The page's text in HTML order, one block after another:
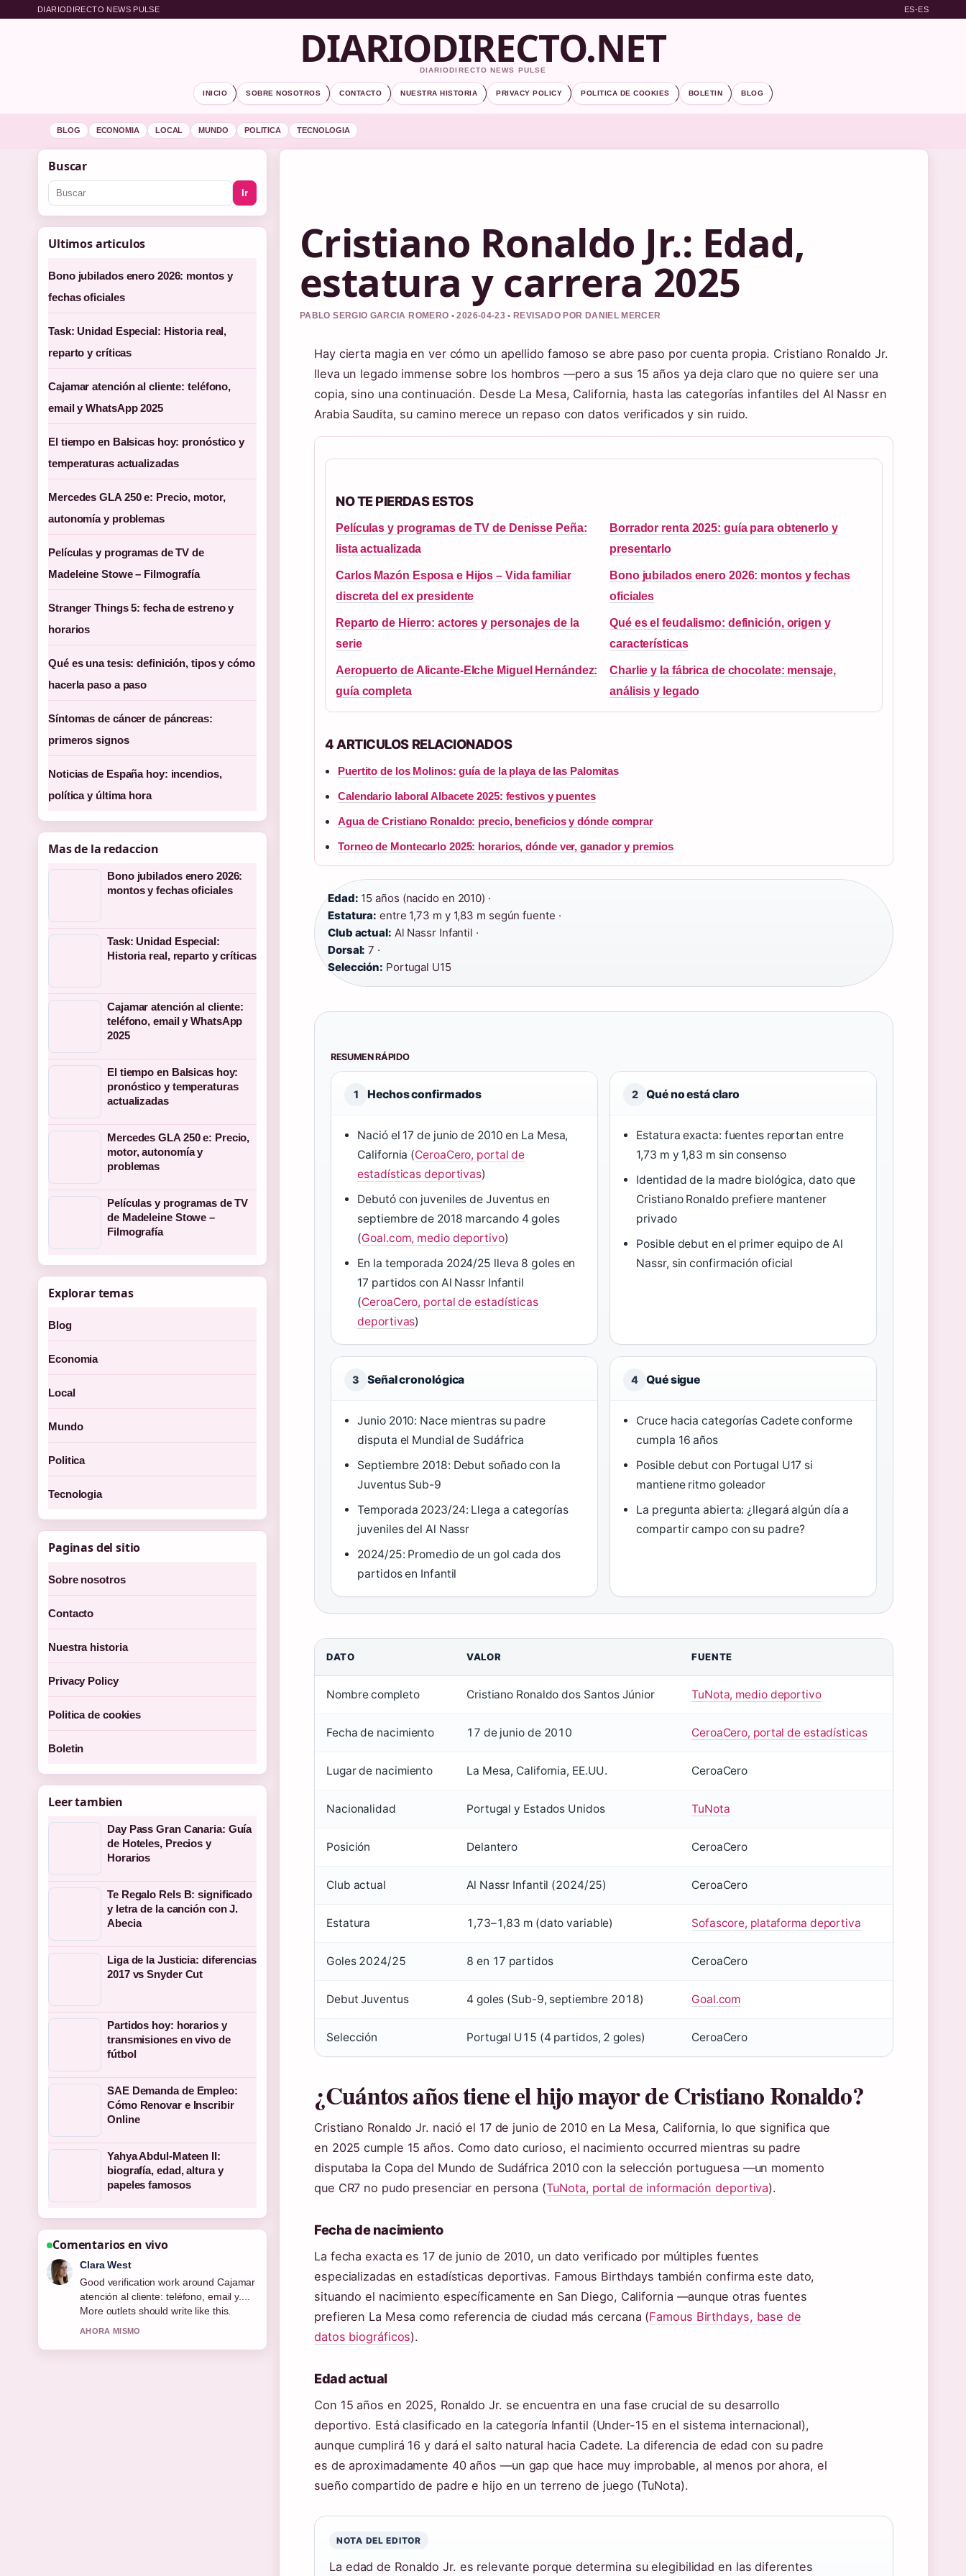
DIARIODIRECTO NEWS PULSE ES-ES
DIARIODIRECTO.NET
DIARIODIRECTO NEWS PULSE
INICIO SOBRE NOSOTROS CONTACTO NUESTRA HISTORIA PRIVACY POLICY POLITICA DE COOKIES BOLETIN BLOG
BLOG ECONOMIA LOCAL MUNDO POLITICA TECNOLOGIA
Cristiano Ronaldo Jr.: Edad,
estatura y carrera 2025
PABLO SERGIO GARCIA ROMERO • 2026-04-23 • REVISADO POR DANIEL MERCER
Hay cierta magia en ver cómo un apellido famoso se abre paso por cuenta propia. Cristiano Ronaldo Jr.
lleva un legado immense sobre los hombros —pero a sus 15 años ya deja claro que no quiere ser una
copia, sino una continuación. Desde La Mesa, California, hasta las categorías infantiles del Al Nassr en
Arabia Saudita, su camino merece un repaso con datos verificados y sin ruido.
NO TE PIERDAS ESTOS
Películas y programas de TV de Denisse Peña:
lista actualizada
Borrador renta 2025: guía para obtenerlo y
presentarlo
Carlos Mazón Esposa e Hijos – Vida familiar
discreta del ex presidente
Bono jubilados enero 2026: montos y fechas
oficiales
Reparto de Hierro: actores y personajes de la
serie
Qué es el feudalismo: definición, origen y
características
Aeropuerto de Alicante-Elche Miguel Hernández:
guía completa
Charlie y la fábrica de chocolate: mensaje,
análisis y legado
4 ARTICULOS RELACIONADOS
Puertito de los Molinos: guía de la playa de las Palomitas
Calendario laboral Albacete 2025: festivos y puentes
Agua de Cristiano Ronaldo: precio, beneficios y dónde comprar
Torneo de Montecarlo 2025: horarios, dónde ver, ganador y premios
Edad: 15 años (nacido en 2010) ·
Estatura: entre 1,73 m y 1,83 m según fuente ·
Club actual: Al Nassr Infantil ·
Dorsal: 7 ·
Selección: Portugal U15
RESUMEN RÁPIDO
1 Hechos confirmados
Nació el 17 de junio de 2010 en La Mesa,
California (CeroaCero, portal de
estadísticas deportivas)
Debutó con juveniles de Juventus en
septiembre de 2018 marcando 4 goles
(Goal.com, medio deportivo)
En la temporada 2024/25 lleva 8 goles en
17 partidos con Al Nassr Infantil
(CeroaCero, portal de estadísticas
deportivas)
2 Qué no está claro
Estatura exacta: fuentes reportan entre
1,73 m y 1,83 m sin consenso
Identidad de la madre biológica, dato que
Cristiano Ronaldo prefiere mantener
privado
Posible debut en el primer equipo de Al
Nassr, sin confirmación oficial
3 Señal cronológica
Junio 2010: Nace mientras su padre
disputa el Mundial de Sudáfrica
Septiembre 2018: Debut soñado con la
Juventus Sub-9
Temporada 2023/24: Llega a categorías
juveniles del Al Nassr
2024/25: Promedio de un gol cada dos
partidos en Infantil
4 Qué sigue
Cruce hacia categorías Cadete conforme
cumpla 16 años
Posible debut con Portugal U17 si
mantiene ritmo goleador
La pregunta abierta: ¿llegará algún día a
compartir campo con su padre?
DATO VALOR FUENTE
Nombre completo Cristiano Ronaldo dos Santos Júnior TuNota, medio deportivo
Fecha de nacimiento 17 de junio de 2010 CeroaCero, portal de estadísticas
Lugar de nacimiento La Mesa, California, EE.UU. CeroaCero
Nacionalidad Portugal y Estados Unidos TuNota
Posición Delantero CeroaCero
Club actual Al Nassr Infantil (2024/25) CeroaCero
Estatura 1,73–1,83 m (dato variable) Sofascore, plataforma deportiva
Goles 2024/25 8 en 17 partidos CeroaCero
Debut Juventus 4 goles (Sub-9, septiembre 2018) Goal.com
Selección Portugal U15 (4 partidos, 2 goles) CeroaCero
¿Cuántos años tiene el hijo mayor de Cristiano Ronaldo?
Cristiano Ronaldo Jr. nació el 17 de junio de 2010 en La Mesa, California, lo que significa que
en 2025 cumple 15 años. Como dato curioso, el nacimiento occurred mientras su padre
disputaba la Copa del Mundo de Sudáfrica 2010 con la selección portuguesa —un momento
que CR7 no pudo presenciar en persona (TuNota, portal de información deportiva).
Fecha de nacimiento
La fecha exacta es 17 de junio de 2010, un dato verificado por múltiples fuentes
especializadas en estadísticas deportivas. Famous Birthdays también confirma este dato,
situando el nacimiento específicamente en San Diego, California —aunque otras fuentes
prefieren La Mesa como referencia de ciudad más cercana (Famous Birthdays, base de
datos biográficos).
Edad actual
Con 15 años en 2025, Ronaldo Jr. se encuentra en una fase crucial de su desarrollo
deportivo. Está clasificado en la categoría Infantil (Under-15 en el sistema internacional),
aunque cumplirá 16 y dará el salto natural hacia Cadete. La diferencia de edad con su padre
es de aproximadamente 40 años —un gap que hace muy improbable, al menos por ahora, el
sueño compartido de padre e hijo en un terreno de juego (TuNota).
NOTA DEL EDITOR
La edad de Ronaldo Jr. es relevante porque determina su elegibilidad en las diferentes
Buscar
Ir
Ultimos articulos
Bono jubilados enero 2026: montos y
fechas oficiales
Task: Unidad Especial: Historia real,
reparto y críticas
Cajamar atención al cliente: teléfono,
email y WhatsApp 2025
El tiempo en Balsicas hoy: pronóstico y
temperaturas actualizadas
Mercedes GLA 250 e: Precio, motor,
autonomía y problemas
Películas y programas de TV de
Madeleine Stowe – Filmografía
Stranger Things 5: fecha de estreno y
horarios
Qué es una tesis: definición, tipos y cómo
hacerla paso a paso
Síntomas de cáncer de páncreas:
primeros signos
Noticias de España hoy: incendios,
política y última hora
Mas de la redaccion
Bono jubilados enero 2026:
montos y fechas oficiales
Task: Unidad Especial:
Historia real, reparto y críticas
Cajamar atención al cliente:
teléfono, email y WhatsApp
2025
El tiempo en Balsicas hoy:
pronóstico y temperaturas
actualizadas
Mercedes GLA 250 e: Precio,
motor, autonomía y
problemas
Películas y programas de TV
de Madeleine Stowe –
Filmografía
Explorar temas
Blog
Economia
Local
Mundo
Politica
Tecnologia
Paginas del sitio
Sobre nosotros
Contacto
Nuestra historia
Privacy Policy
Politica de cookies
Boletin
Leer tambien
Day Pass Gran Canaria: Guía
de Hoteles, Precios y
Horarios
Te Regalo Rels B: significado
y letra de la canción con J.
Abecia
Liga de la Justicia: diferencias
2017 vs Snyder Cut
Partidos hoy: horarios y
transmisiones en vivo de
fútbol
SAE Demanda de Empleo:
Cómo Renovar e Inscribir
Online
Yahya Abdul-Mateen II:
biografía, edad, altura y
papeles famosos
Comentarios en vivo
Marco Leone
Strong breakdown on Bono jubilados
enero 2026: montos y fechas.... This is
the clearest summary I have seen